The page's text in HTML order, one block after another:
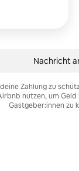
Nachricht
Zahlung zu
nutzen, um
Gastgeber:innen zu